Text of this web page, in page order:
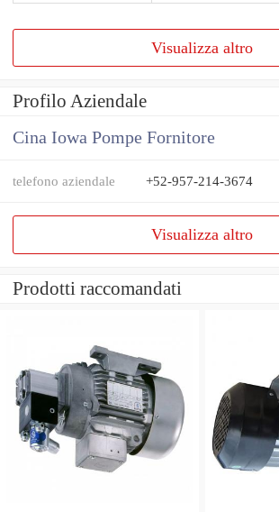
Visualizza altro
Profilo Aziendale
Cina Iowa Pompe Fornitore
telefono aziendale +52-957-214-3674
Visualizza altro
Prodotti raccomandati